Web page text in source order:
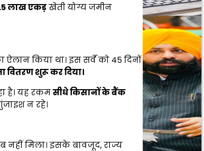
लाख एकड़खेती योग्य जमीन
किया था। इस सर्वे को 45 दिनों
वितरण शुरू कर दिया।
है। यह रकमसीधे किसानों के बैंक
न रहे।
मिला। इसके बावजूद, राज्य